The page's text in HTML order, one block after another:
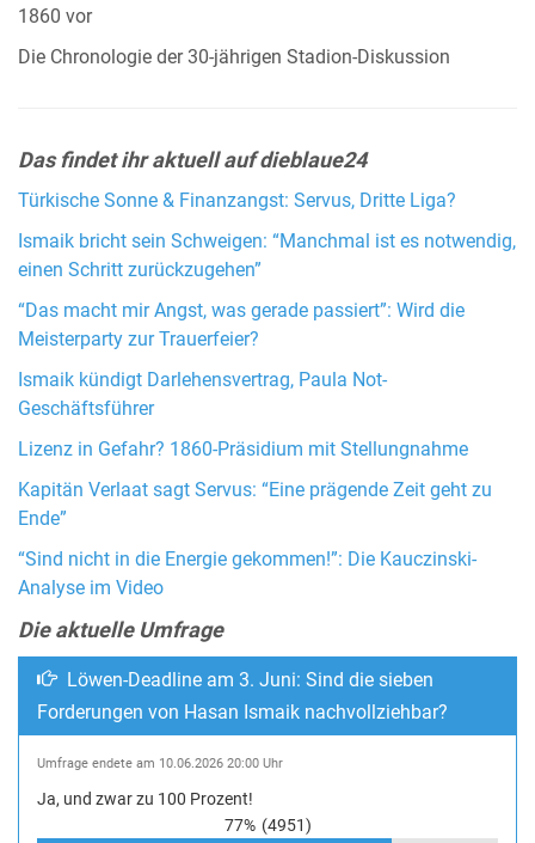
1860 vor
Die Chronologie der 30-jährigen Stadion-Diskussion
Das findet ihr aktuell auf dieblaue24
Türkische Sonne & Finanzangst: Servus, Dritte Liga?
Ismaik bricht sein Schweigen: “Manchmal ist es notwendig,
einen Schritt zurückzugehen”
“Das macht mir Angst, was gerade passiert”: Wird die
Meisterparty zur Trauerfeier?
Ismaik kündigt Darlehensvertrag, Paula Not-
Geschäftsführer
Lizenz in Gefahr? 1860-Präsidium mit Stellungnahme
Kapitän Verlaat sagt Servus: “Eine prägende Zeit geht zu
Ende”
“Sind nicht in die Energie gekommen!”: Die Kauczinski-
Analyse im Video
Die aktuelle Umfrage
Löwen-Deadline am 3. Juni: Sind die sieben
Forderungen von Hasan Ismaik nachvollziehbar?
Umfrage endete am 10.06.2026 20:00 Uhr
Ja, und zwar zu 100 Prozent!
77% (4951)